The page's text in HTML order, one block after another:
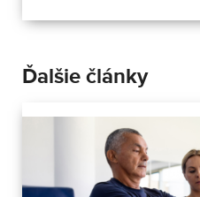
Ďalšie články